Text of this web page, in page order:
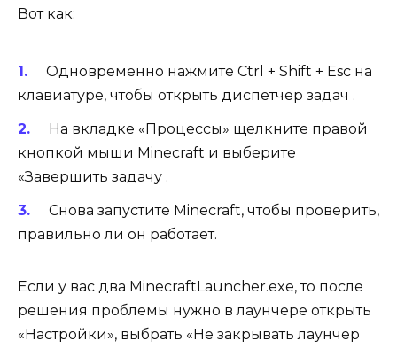
Вот как:
Одновременно нажмите Ctrl + Shift + Esc на
клавиатуре, чтобы открыть диспетчер задач .
На вкладке «Процессы» щелкните правой
кнопкой мыши Minecraft и выберите
«Завершить задачу .
Снова запустите Minecraft, чтобы проверить,
правильно ли он работает.
Если у вас два MinecraftLauncher.exe, то после
решения проблемы нужно в лаунчере открыть
«Настройки», выбрать «Не закрывать лаунчер